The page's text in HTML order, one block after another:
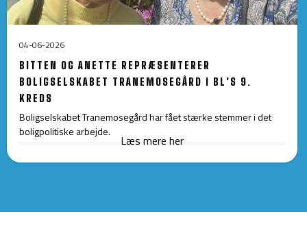
04-06-2026
BITTEN OG ANETTE REPRÆSENTERER
BOLIGSELSKABET TRANEMOSEGÅRD I BL'S 9.
KREDS
Boligselskabet Tranemosegård har fået stærke stemmer i det
boligpolitiske arbejde.
Læs mere her